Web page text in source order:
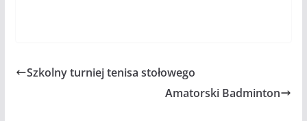
Szkolny turniej tenisa stołowego
Amatorski Badminton